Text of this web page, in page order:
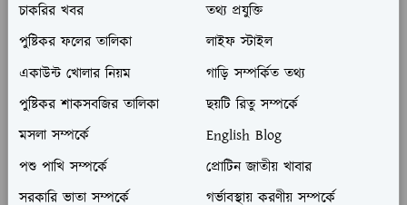
চাকরির খবর
তথ্য প্রযুক্তি
পুষ্টিকর ফলের তালিকা
লাইফ স্টাইল
একাউন্ট খোলার নিয়ম
গাড়ি সম্পর্কিত তথ্য
পুষ্টিকর শাকসবজির তালিকা
ছয়টি রিতু সম্পর্কে
মসলা সম্পর্কে
English Blog
পশু পাখি সম্পর্কে
প্রোটিন জাতীয় খাবার
সরকারি ভাতা সম্পর্কে
গর্ভাবস্থায় করণীয় সম্পর্কে